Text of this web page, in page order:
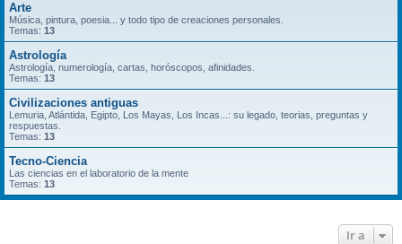
Arte
Música, pintura, poesia... y todo tipo de creaciones personales.
Temas: 13
Astrología
Astrología, numerología, cartas, horóscopos, afinidades.
Temas: 13
Civilizaciones antiguas
Lemuria, Atlántida, Egipto, Los Mayas, Los Incas...: su legado, teorias, preguntas y
respuestas.
Temas: 13
Tecno-Ciencia
Las ciencias en el laboratorio de la mente
Temas: 13
Ir a